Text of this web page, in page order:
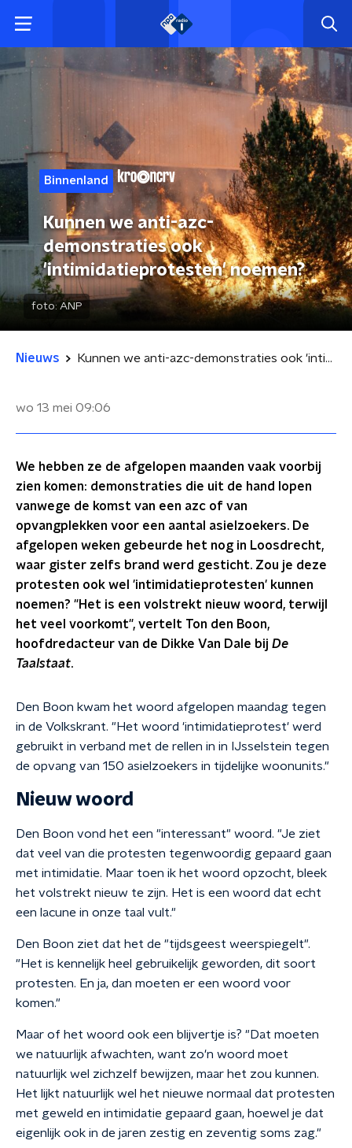
Binnenland
Kunnen we anti-azc-
demonstraties ook
'intimidatieprotesten' noemen?
foto: ANP
Nieuws Kunnen we anti-azc-demonstraties ook 'intimidatieprotesten' noemen?
wo 13 mei 09:06
We hebben ze de afgelopen maanden vaak voorbij
zien komen: demonstraties die uit de hand lopen
vanwege de komst van een azc of van
opvangplekken voor een aantal asielzoekers. De
afgelopen weken gebeurde het nog in Loosdrecht,
waar gister zelfs brand werd gesticht. Zou je deze
protesten ook wel 'intimidatieprotesten' kunnen
noemen? "Het is een volstrekt nieuw woord, terwijl
het veel voorkomt", vertelt Ton den Boon,
hoofdredacteur van de Dikke Van Dale bij De
Taalstaat.
Den Boon kwam het woord afgelopen maandag tegen
in de Volkskrant. "Het woord 'intimidatieprotest' werd
gebruikt in verband met de rellen in in IJsselstein tegen
de opvang van 150 asielzoekers in tijdelijke woonunits."
Nieuw woord
Den Boon vond het een "interessant" woord. "Je ziet
dat veel van die protesten tegenwoordig gepaard gaan
met intimidatie. Maar toen ik het woord opzocht, bleek
het volstrekt nieuw te zijn. Het is een woord dat echt
een lacune in onze taal vult."
Den Boon ziet dat het de "tijdsgeest weerspiegelt".
"Het is kennelijk heel gebruikelijk geworden, dit soort
protesten. En ja, dan moeten er een woord voor
komen."
Maar of het woord ook een blijvertje is? "Dat moeten
we natuurlijk afwachten, want zo'n woord moet
natuurlijk wel zichzelf bewijzen, maar het zou kunnen.
Het lijkt natuurlijk wel het nieuwe normaal dat protesten
met geweld en intimidatie gepaard gaan, hoewel je dat
eigenlijk ook in de jaren zestig en zeventig soms zag."